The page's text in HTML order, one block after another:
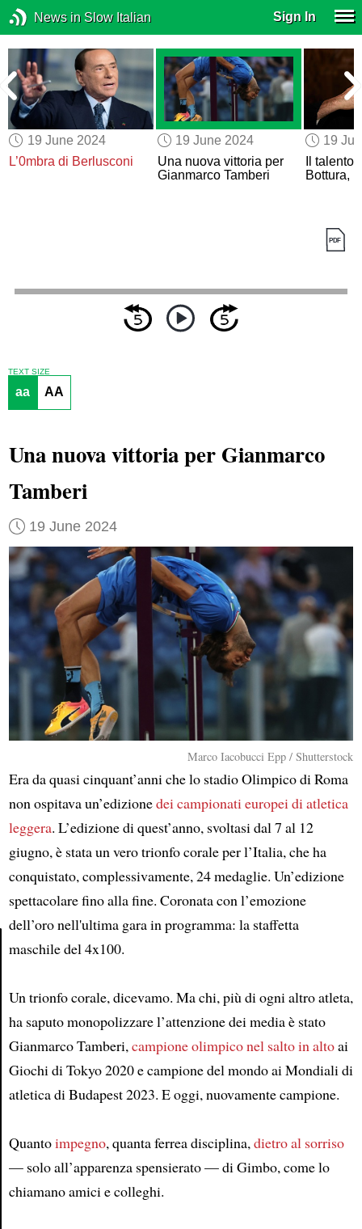
News in Slow Italian Sign In
19 June 2024
L’0mbra di Berlusconi
19 June 2024
Una nuova vittoria per
Gianmarco Tamberi
19
Il talento
Bottura,
TEXT SIZE
aa AA
Una nuova vittoria per Gianmarco
Tamberi
19 June 2024
Marco Iacobucci Epp / Shutterstock
Era da quasi cinquant’anni che lo stadio Olimpico di Roma
non ospitava un’edizionedei campionati europei di atletica
leggera. L’edizione di quest’anno, svoltasi dal 7 al 12
giugno, è stata un vero trionfo corale per l’Italia, che ha
conquistato, complessivamente, 24 medaglie. Un’edizione
spettacolare fino alla fine. Coronata con l’emozione
dell’oro nell'ultima gara in programma: la staffetta
maschile del 4x100.
Un trionfo corale, dicevamo. Ma chi, più di ogni altro atleta,
ha saputo monopolizzare l’attenzione dei media è stato
Gianmarco Tamberi,campione olimpico nel salto in altoai
Giochi di Tokyo 2020 e campione del mondo ai Mondiali di
atletica di Budapest 2023. E oggi, nuovamente campione.
Quantoimpegno, quanta ferrea disciplina,dietro al sorriso
— solo all’apparenza spensierato — di Gimbo, come lo
chiamano amici e colleghi.